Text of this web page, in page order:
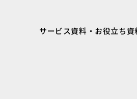
サービス資料・お役立ち資